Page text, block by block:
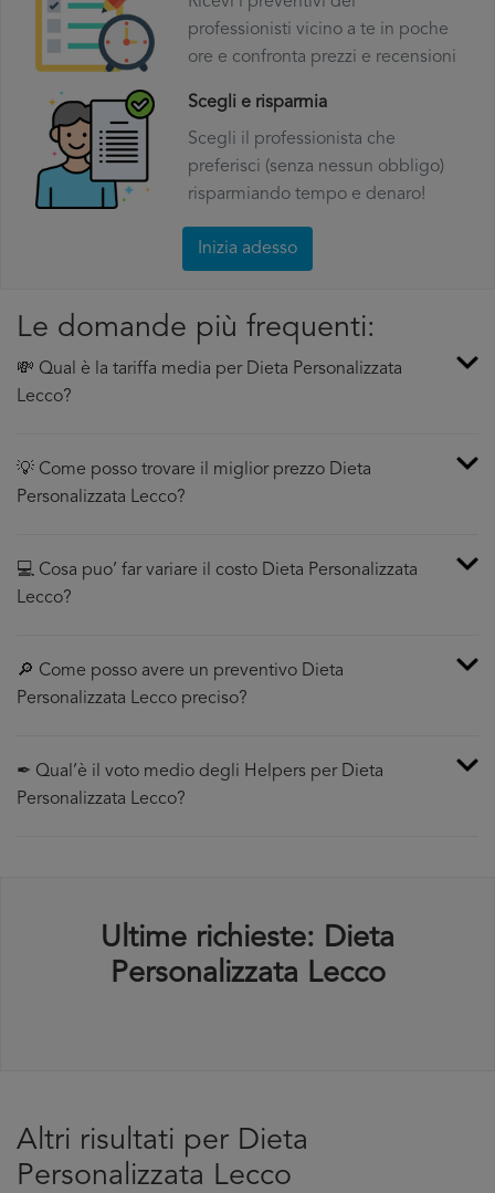
professionisti vicino a te in poche
ore e confronta prezzi e recensioni
Scegli e risparmia
Scegli il professionista che
preferisci (senza nessun obbligo)
risparmiando tempo e denaro!
Inizia adesso
Le domande più frequenti:
💸 Qual è la tariffa media per Dieta Personalizzata
Lecco?
💡 Come posso trovare il miglior prezzo Dieta
Personalizzata Lecco?
💻 Cosa puo’ far variare il costo Dieta Personalizzata
Lecco?
🔎 Come posso avere un preventivo Dieta
Personalizzata Lecco preciso?
✒ Qual’è il voto medio degli Helpers per Dieta
Personalizzata Lecco?
Ultime richieste: Dieta
Personalizzata Lecco
Altri risultati per Dieta
Personalizzata Lecco